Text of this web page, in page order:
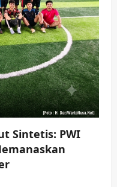
Sintetis: PWI